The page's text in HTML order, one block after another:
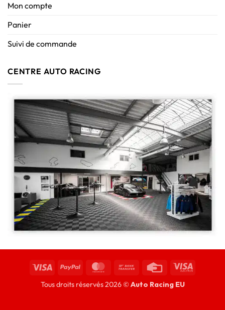
Mon compte
Panier
Suivi de commande
CENTRE AUTO RACING
Tous droits réservés 2026 © Auto Racing EU